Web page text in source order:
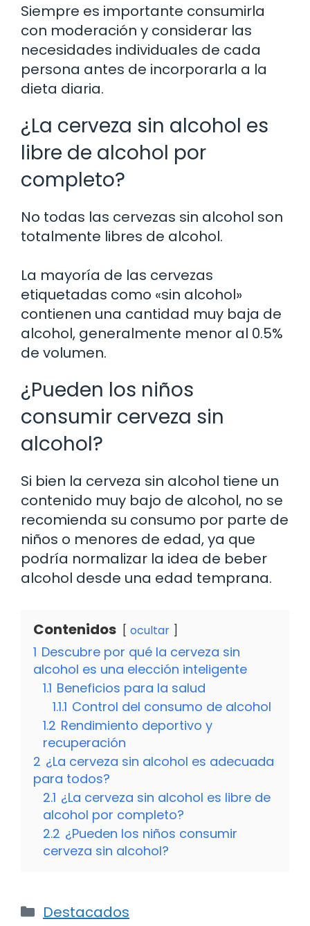
Siempre es importante consumirla
con moderación y considerar las
necesidades individuales de cada
persona antes de incorporarla a la
dieta diaria.
¿La cerveza sin alcohol es
libre de alcohol por
completo?
No todas las cervezas sin alcohol son
totalmente libres de alcohol.
La mayoría de las cervezas
etiquetadas como «sin alcohol»
contienen una cantidad muy baja de
alcohol, generalmente menor al 0.5%
de volumen.
¿Pueden los niños
consumir cerveza sin
alcohol?
Si bien la cerveza sin alcohol tiene un
contenido muy bajo de alcohol, no se
recomienda su consumo por parte de
niños o menores de edad, ya que
podría normalizar la idea de beber
alcohol desde una edad temprana.
Contenidos ocultar
1 Descubre por qué la cerveza sin
alcohol es una elección inteligente
1.1 Beneficios para la salud
1.1.1 Control del consumo de alcohol
1.2 Rendimiento deportivo y
recuperación
2 ¿La cerveza sin alcohol es adecuada
para todos?
2.1 ¿La cerveza sin alcohol es libre de
alcohol por completo?
2.2 ¿Pueden los niños consumir
cerveza sin alcohol?
Categorías
Destacados